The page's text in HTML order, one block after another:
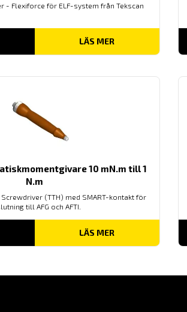
- Flexiforce för ELF-system från Tekscan
LÄS MER
10 mN.m till 1
N.m
(TTH) med SMART-kontakt för
till AFG och AFTI.
LÄS MER